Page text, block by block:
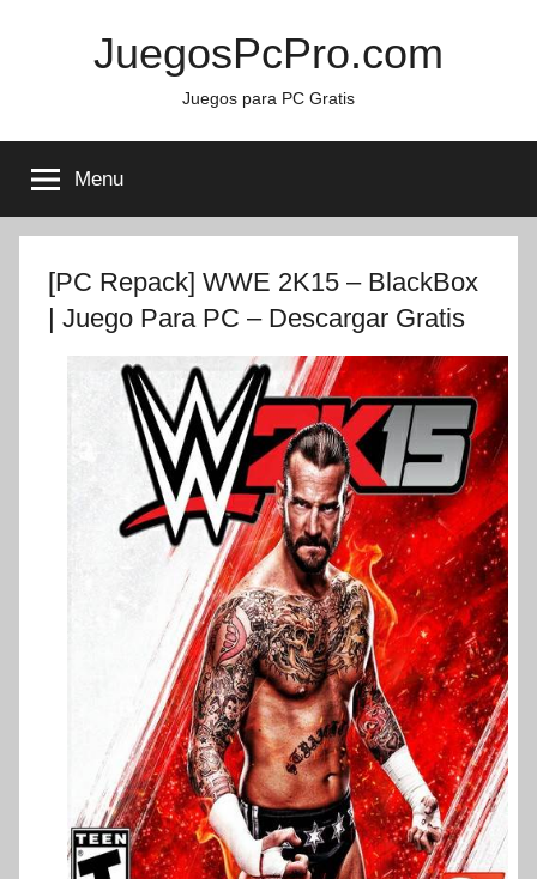
JuegosPcPro.com
Juegos para PC Gratis
Menu
[PC Repack] WWE 2K15 – BlackBox
| Juego Para PC – Descargar Gratis